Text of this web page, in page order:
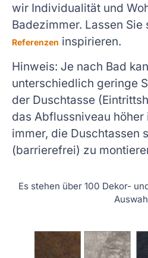
wir Individualität und
Badezimmer. Lassen Sie
Referenzen inspirieren.
Hinweis: Je nach Bad
unterschiedlich geringe
der Duschtasse
das Abflussniveau
immer, die Duschtassen
(barrierefrei) zu
Es stehen über 100 Dekor-